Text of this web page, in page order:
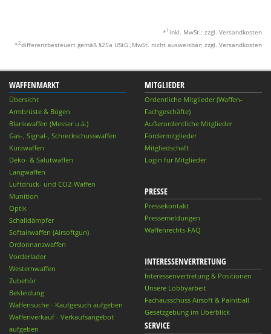
* 1 inkl. MwSt.; zzgl. Versandkosten
*2differenzbesteuert gemäß §25a UStG.;MwSt. nicht ausweisbar; zzgl. Versandkosten
WAFFENMARKT
Übersicht
Armbrüste & Bögen
Blankwaffen (Messer u.ä.)
Gas-, Signal-, Schreckschusswaffen
Kurzwaffen
Deko- & Salutwaffen
Langwaffen
Luftdruck- und CO2-Waffen
Munition
Optik
Schalldämpfer
Softairwaffen (Airsoftgun)
Ordonnanzwaffen
Vorderlader
Westernwaffen
Zubehör
Bekleidung
Waffensuche - Kaufgesuch aufgeben
Waffenverkauf - Verkaufsangebot
aufgeben
MITGLIEDER
Ordentliche Mitglieder (Waffen-
Fachgeschäfte)
Außerordentliche Mitglieder
Fördermitglieder
Mitgliedschaft
Login für Mitglieder
PRESSE
Pressekontakt
Pressemeldungen
Waffenrechts-FAQ
INTERESSENVERTRETUNG
Interessenvertretung & Positionen
Unsere Lobbyarbeit
Fachausschuss Airsoft & Paintball
Gesetzgebung im Überblick
SERVICE